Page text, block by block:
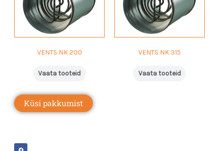
VENTS NK 200
Vaata tooteid
VENTS NK 315
Vaata tooteid
Küsi pakkumist